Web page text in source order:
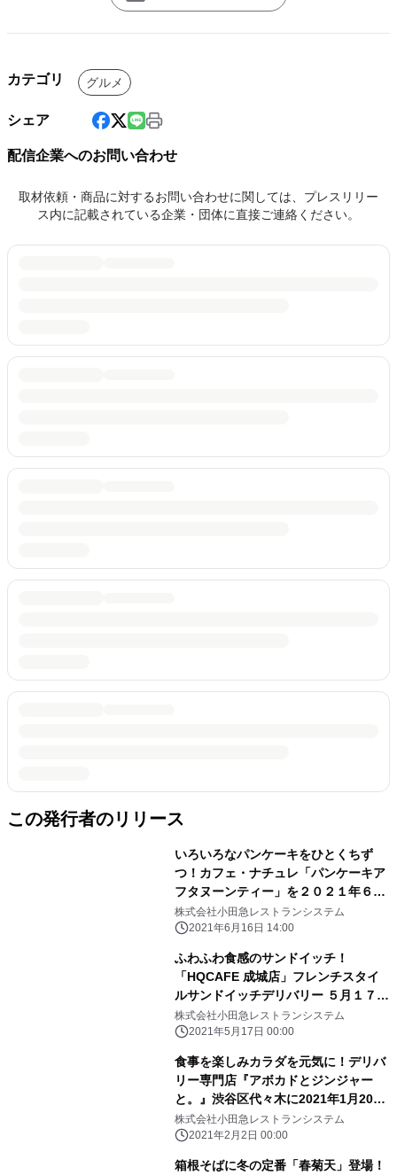
カテゴリ グルメ
シェア
配信企業へのお問い合わせ
取材依頼・商品に対するお問い合わせに関しては、プレスリリー
ス内に記載されている企業・団体に直接ご連絡ください。
この発行者のリリース
いろいろなパンケーキをひとくちず
つ！カフェ・ナチュレ「パンケーキア
フタヌーンティー」を２０２１年６月
２１日から販売開始
株式会社小田急レストランシステム
2021年6月16日 14:00
ふわふわ食感のサンドイッチ！
「HQCAFE 成城店」フレンチスタイ
ルサンドイッチデリバリー ５月１７日
（月）よりスタート
株式会社小田急レストランシステム
2021年5月17日 00:00
食事を楽しみカラダを元気に！デリバ
リー専門店『アボカドとジンジャー
と。』渋谷区代々木に2021年1月20日
(水)オープン！！
株式会社小田急レストランシステム
2021年2月2日 00:00
箱根そばに冬の定番「春菊天」登場！